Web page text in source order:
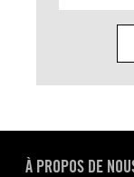
À PROPOS DE